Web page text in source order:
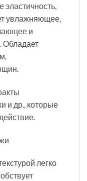
эластичность,
увлажняющее,
и
Обладает
и др., которые
легко